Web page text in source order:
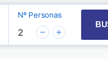
with the calendar
key to interact with
Nº Personas
2